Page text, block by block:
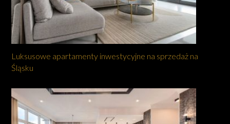
Luksusowe apartamenty inwestycyjne na sprzedaż na
Śląsku